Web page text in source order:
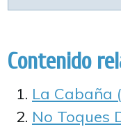
Contenido
La Cabaña
No Toques